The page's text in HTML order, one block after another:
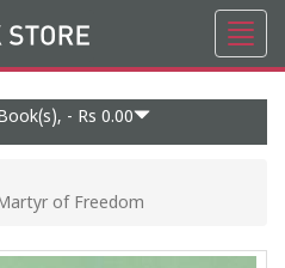
- Rs 0.00
of Freedom